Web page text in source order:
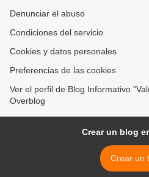
Denunciar el abuso
Condiciones del servicio
Cookies y datos personales
Preferencias de las cookies
Ver el perfil de Blog Informativo
Overblog
Crear un blog
Crear un